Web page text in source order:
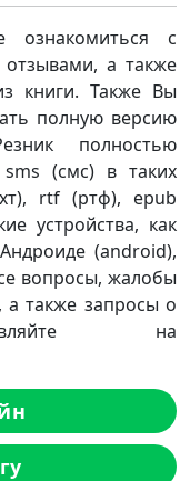
с
отзывами, а также
книги. Также Вы
полную версию
полностью
(смс) в таких
rtf (ртф), epub
устройства, как
(android),
вопросы, жалобы
а также запросы о
на